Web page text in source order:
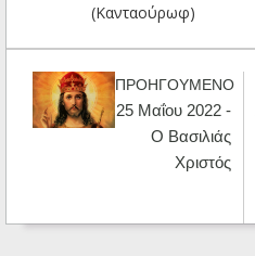
(Κανταούρωφ)
ΠΡΟΗΓΟΥΜΕΝΟ
25 Μαΐου 2022 -
Ο Βασιλιάς
Χριστός